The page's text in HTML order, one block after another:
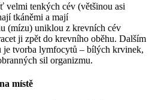
velmi tenkých cév (většinou asi
tkáněmi a mají
(mízu) uniklou z krevních cév
ji zpět do krevního oběhu. Dalším
je tvorba lymfocytů – bílých krvinek,
sil organizmu.
místě